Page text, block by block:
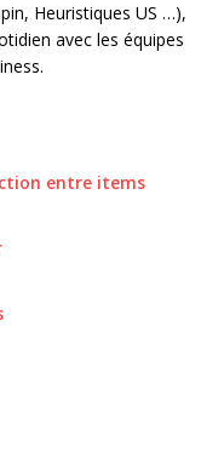
Heuristiques US …),
avec les équipes
entre items